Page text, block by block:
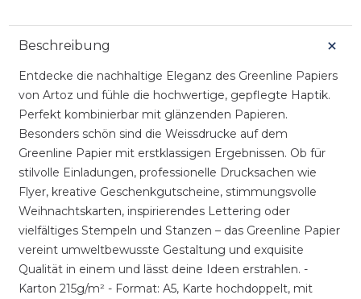
Beschreibung
Entdecke die nachhaltige Eleganz des Greenline Papiers
von Artoz und fühle die hochwertige, gepflegte Haptik.
Perfekt kombinierbar mit glänzenden Papieren.
Besonders schön sind die Weissdrucke auf dem
Greenline Papier mit erstklassigen Ergebnissen. Ob für
stilvolle Einladungen, professionelle Drucksachen wie
Flyer, kreative Geschenkgutscheine, stimmungsvolle
Weihnachtskarten, inspirierendes Lettering oder
vielfältiges Stempeln und Stanzen – das Greenline Papier
vereint umweltbewusste Gestaltung und exquisite
Qualität in einem und lässt deine Ideen erstrahlen. -
Karton 215g/m² - Format: A5, Karte hochdoppelt, mit